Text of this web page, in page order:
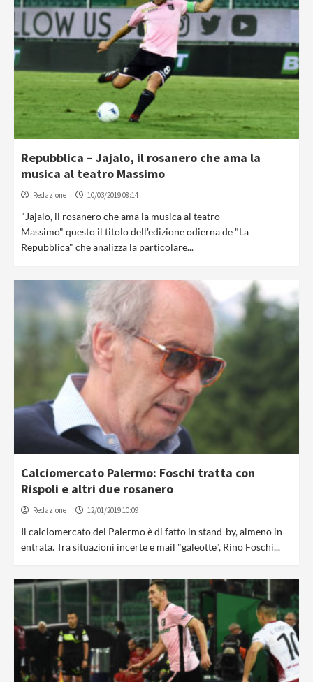
Repubblica – Jajalo, il rosanero che ama la
musica al teatro Massimo
Redazione 10/03/2019 08:14
"Jajalo, il rosanero che ama la musica al teatro
Massimo" questo il titolo dell'edizione odierna de "La
Repubblica" che analizza la particolare...
Calciomercato Palermo: Foschi tratta con
Rispoli e altri due rosanero
Redazione 12/01/2019 10:09
Il calciomercato del Palermo è di fatto in stand-by, almeno in
entrata. Tra situazioni incerte e mail "galeotte", Rino Foschi...